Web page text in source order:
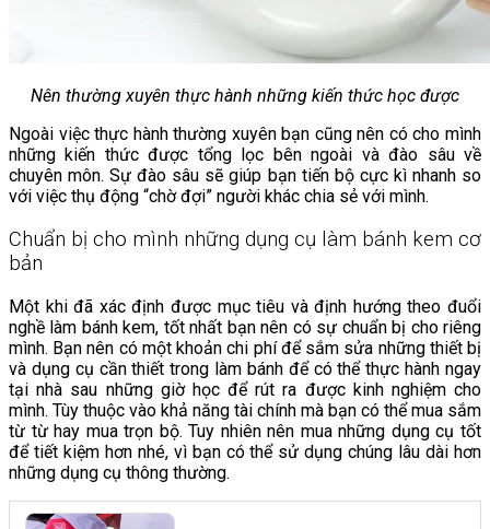
Nên thường xuyên thực hành những kiến thức học được
Ngoài việc thực hành thường xuyên bạn cũng nên có cho mình
những kiến thức được tổng lọc bên ngoài và đào sâu về
chuyên môn. Sự đào sâu sẽ giúp bạn tiến bộ cực kì nhanh so
với việc thụ động “chờ đợi” người khác chia sẻ với mình.
Chuẩn bị cho mình những dụng cụ làm bánh kem cơ
bản
Một khi đã xác định được mục tiêu và định hướng theo đuổi
nghề làm bánh kem, tốt nhất bạn nên có sự chuẩn bị cho riêng
mình. Bạn nên có một khoản chi phí để sắm sửa những thiết bị
và dụng cụ cần thiết trong làm bánh để có thể thực hành ngay
tại nhà sau những giờ học để rút ra được kinh nghiệm cho
mình. Tùy thuộc vào khả năng tài chính mà bạn có thể mua sắm
từ từ hay mua trọn bộ. Tuy nhiên nên mua những dụng cụ tốt
để tiết kiệm hơn nhé, vì bạn có thể sử dụng chúng lâu dài hơn
những dụng cụ thông thường.